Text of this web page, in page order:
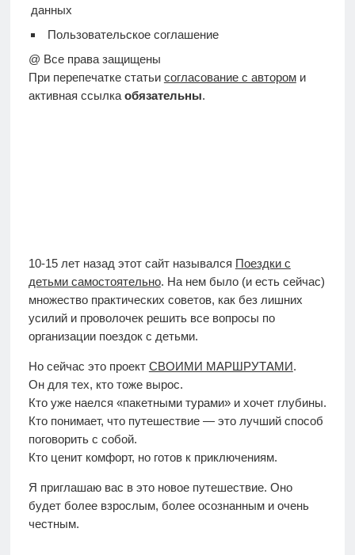
данных
Пользовательское соглашение
@ Все права защищены
При перепечатке статьи согласование с автороми
активная ссылка обязательны.
10-15 лет назад этот сайт назывался Поездки с
детьми самостоятельно. На нем было (и есть сейчас)
множество практических советов, как без лишних
усилий и проволочек решить все вопросы по
организации поездок с детьми.
Но сейчас это проект СВОИМИ МАРШРУТАМИ.
Он для тех, кто тоже вырос.
Кто уже наелся «пакетными турами» и хочет глубины.
Кто понимает, что путешествие — это лучший способ
поговорить с собой.
Кто ценит комфорт, но готов к приключениям.
Я приглашаю вас в это новое путешествие. Оно
будет более взрослым, более осознанным и очень
честным.